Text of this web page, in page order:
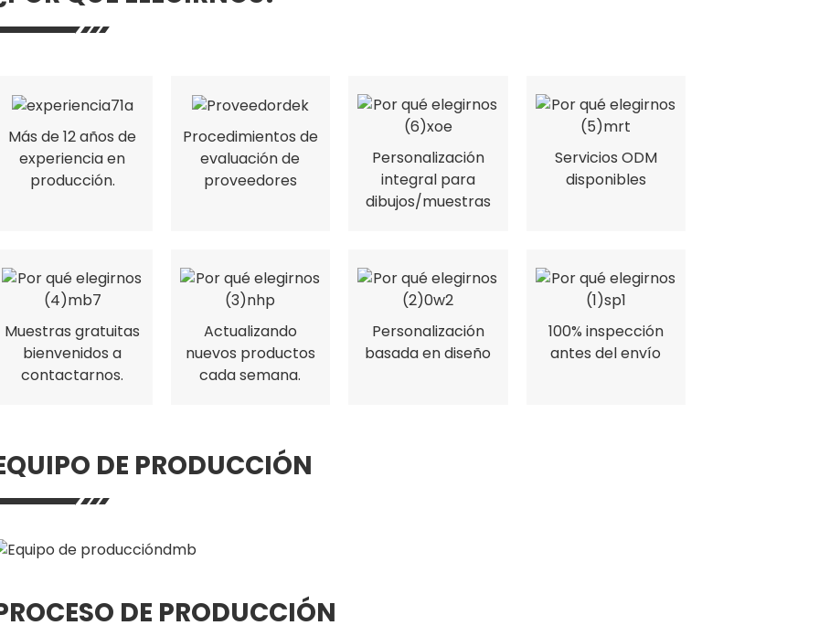
Más de 12 años de
experiencia en
producción.
Procedimientos de
evaluación de
proveedores
Personalización
integral para
dibujos/muestras
Servicios ODM
disponibles
Muestras gratuitas
bienvenidos a
contactarnos.
Actualizando
nuevos productos
cada semana.
Personalización
basada en diseño
100% inspección
antes del envío
DE PRODUCCIÓN
DE PRODUCCIÓN